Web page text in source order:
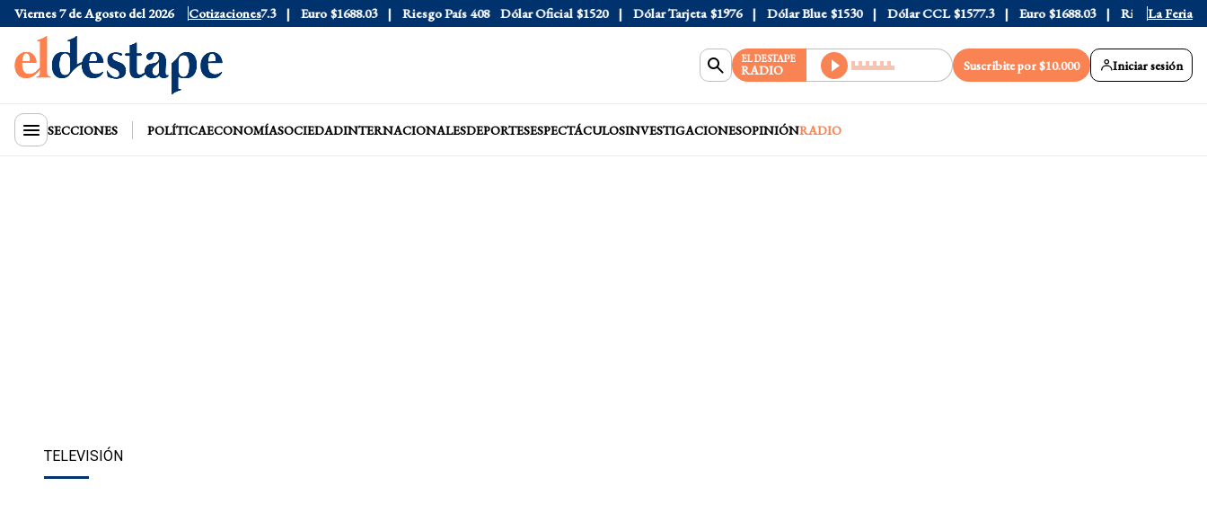
Viernes 7 de Agosto del 2026 Cotizaciones
Dólar Blue $1530 Dólar CCL $1577.3 Euro $1688.03 Riesgo País 408 Dólar Oficial $1520 Dólar Tarjeta $1976 Dólar Blue $1530 Dólar CCL $1577.3 Euro $1688.03 Riesgo País 408
La Feria
EL DESTAPE
RADIO Suscribite por $10.000 Iniciar sesión
SECCIONES POLÍTICAECONOMÍASOCIEDADINTERNACIONALESDEPORTESESPECTÁCULOSINVESTIGACIONESOPINIÓNRADIO
TELEVISIÓN